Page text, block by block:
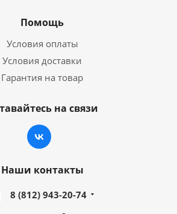
Помощь
Условия оплаты
Условия доставки
Гарантия на товар
на связи
Наши контакты
8 (812) 943-20-74